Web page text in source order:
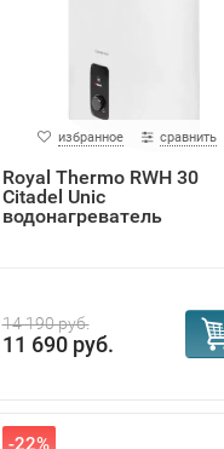
избранное сравнить
Royal Thermo RWH 30
Citadel Unic
водонагреватель
14 190 руб.
11 690 руб.
-22%